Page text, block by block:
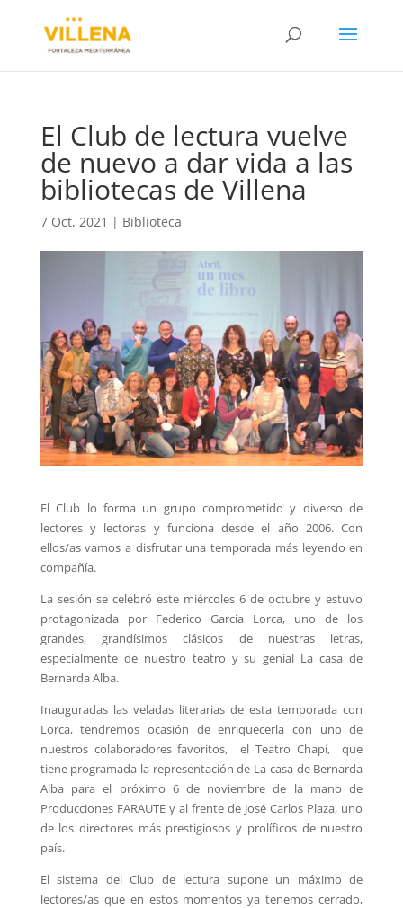
El Club de lectura vuelve
de nuevo a dar vida a las
bibliotecas de Villena
7 Oct, 2021 | Biblioteca
El Club lo forma un grupo comprometido y diverso de
lectores y lectoras y funciona desde el año 2006. Con
ellos/as vamos a disfrutar una temporada más leyendo en
compañía.
La sesión se celebró este miércoles 6 de octubre y estuvo
protagonizada por Federico García Lorca, uno de los
grandes, grandísimos clásicos de nuestras letras,
especialmente de nuestro teatro y su genial La casa de
Bernarda Alba.
Inauguradas las veladas literarias de esta temporada con
Lorca, tendremos ocasión de enriquecerla con uno de
nuestros colaboradores favoritos, el Teatro Chapí, que
tiene programada la representación de La casa de Bernarda
Alba para el próximo 6 de noviembre de la mano de
Producciones FARAUTE y al frente de José Carlos Plaza, uno
de los directores más prestigiosos y prolíficos de nuestro
país.
El sistema del Club de lectura supone un máximo de
lectores/as que en estos momentos ya tenemos cerrado,